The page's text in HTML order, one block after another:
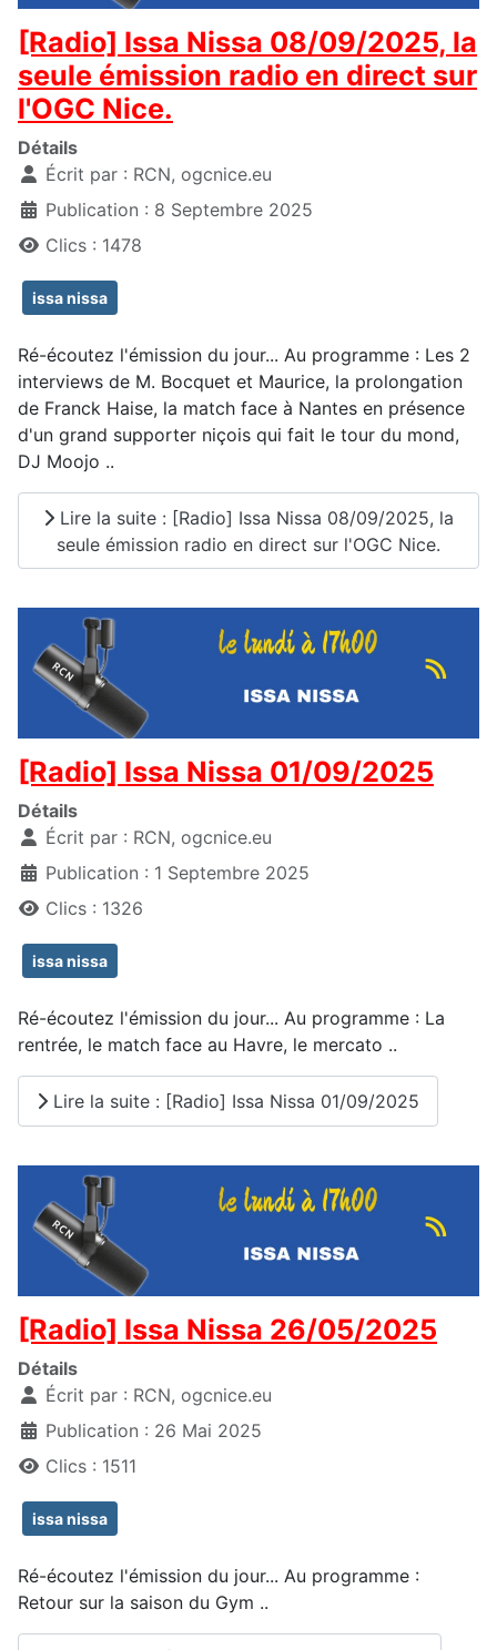
[Radio] Issa Nissa 08/09/2025, la
seule émission radio en direct sur
l'OGC Nice.
Détails
Écrit par : RCN, ogcnice.eu
Publication : 8 Septembre 2025
Clics : 1478
issa nissa
Ré-écoutez l'émission du jour... Au programme : Les 2
interviews de M. Bocquet et Maurice, la prolongation
de Franck Haise, la match face à Nantes en présence
d'un grand supporter niçois qui fait le tour du mond,
DJ Moojo ..
Lire la suite : [Radio] Issa Nissa 08/09/2025, la
seule émission radio en direct sur l'OGC Nice.
[Radio] Issa Nissa 01/09/2025
Détails
Écrit par : RCN, ogcnice.eu
Publication : 1 Septembre 2025
Clics : 1326
issa nissa
Ré-écoutez l'émission du jour... Au programme : La
rentrée, le match face au Havre, le mercato ..
Lire la suite : [Radio] Issa Nissa 01/09/2025
[Radio] Issa Nissa 26/05/2025
Détails
Écrit par : RCN, ogcnice.eu
Publication : 26 Mai 2025
Clics : 1511
issa nissa
Ré-écoutez l'émission du jour... Au programme :
Retour sur la saison du Gym ..